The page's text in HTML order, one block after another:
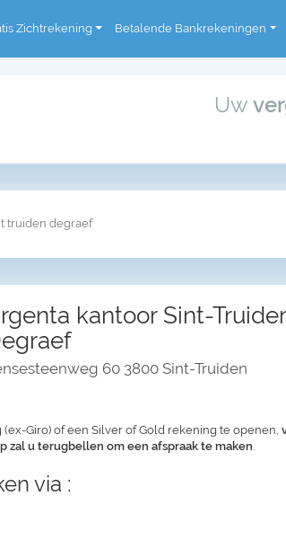
Zichtrekening Betalende Bankrekeningen
Uw
truiden degraef
kantoor Sint-
60 3800 Sint-Truiden
Giro) of een Silver of Gold rekening te openen,
zal u terugbellen om een afspraak te maken.
via :